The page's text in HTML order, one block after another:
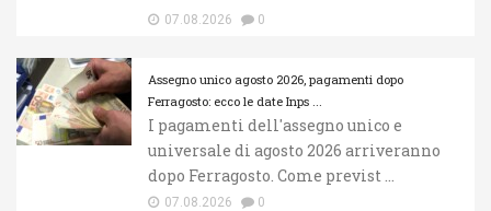
07.08.2026 0
Assegno unico agosto 2026, pagamenti dopo
Ferragosto: ecco le date Inps ...
I pagamenti dell'assegno unico e
universale di agosto 2026 arriveranno
dopo Ferragosto. Come previst ...
07.08.2026 0